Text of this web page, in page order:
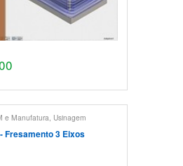
e Manufatura Usinagem
Fresamento 3 Eixos